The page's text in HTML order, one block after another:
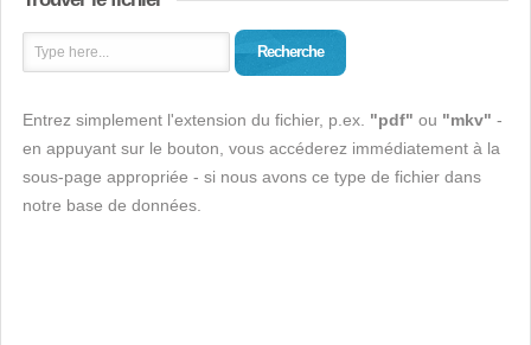
Recherche
Entrez simplement l'extension du fichier, p.ex. "pdf" ou "mkv" -
en appuyant sur le bouton, vous accéderez immédiatement à la
sous-page appropriée - si nous avons ce type de fichier dans
notre base de données.